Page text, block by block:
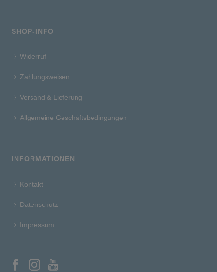
SHOP-INFO
Widerruf
Zahlungsweisen
Versand & Lieferung
Allgemeine Geschäftsbedingungen
INFORMATIONEN
Kontakt
Datenschutz
Impressum